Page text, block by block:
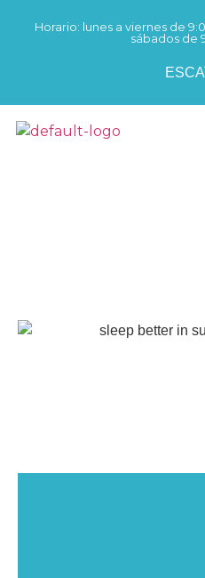
Horario: lunes a viernes de
sábados de
ES